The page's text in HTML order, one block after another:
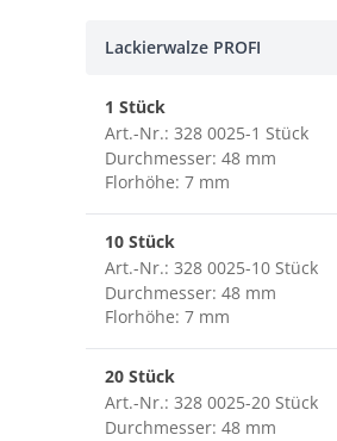
Lackierwalze PROFI
1 Stück
Art.-Nr.: 328 0025-1 Stück
Durchmesser: 48 mm
Florhöhe: 7 mm
10 Stück
Art.-Nr.: 328 0025-10 Stück
Durchmesser: 48 mm
Florhöhe: 7 mm
20 Stück
Art.-Nr.: 328 0025-20 Stück
Durchmesser: 48 mm